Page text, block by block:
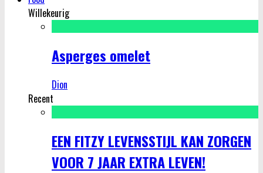
Willekeurig
Asperges omelet
Dion
Recent
EEN FITZY LEVENSSTIJL KAN ZORGEN
VOOR 7 JAAR EXTRA LEVEN!